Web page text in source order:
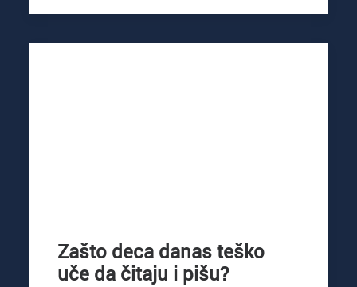
Zašto deca danas teško
uče da čitaju i pišu?